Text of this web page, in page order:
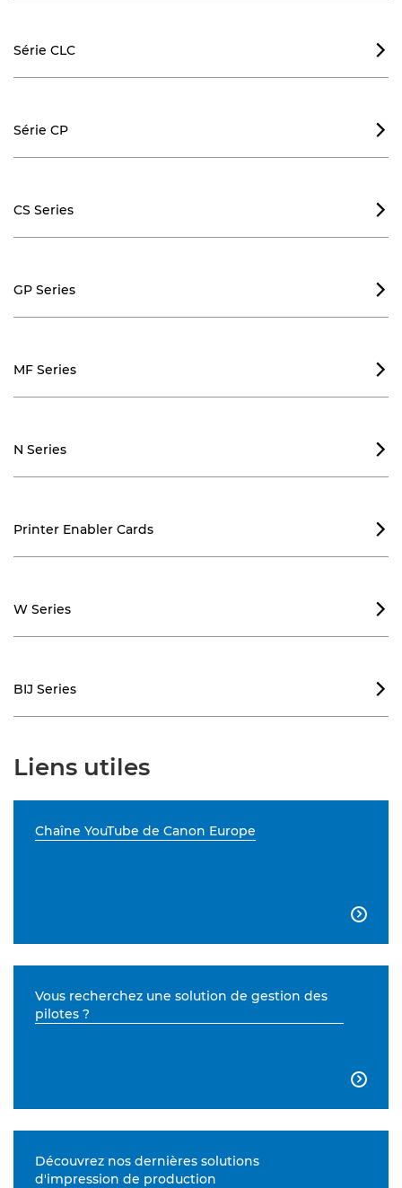
Série CLC 
Série CP 
CS Series 
GP Series 
MF Series 
N Series 
Printer Enabler Cards 
W Series 
BIJ Series 
Liens utiles
Chaîne YouTube de Canon Europe

Vous recherchez une solution de gestion des
pilotes ?

Découvrez nos dernières solutions
d'impression de production